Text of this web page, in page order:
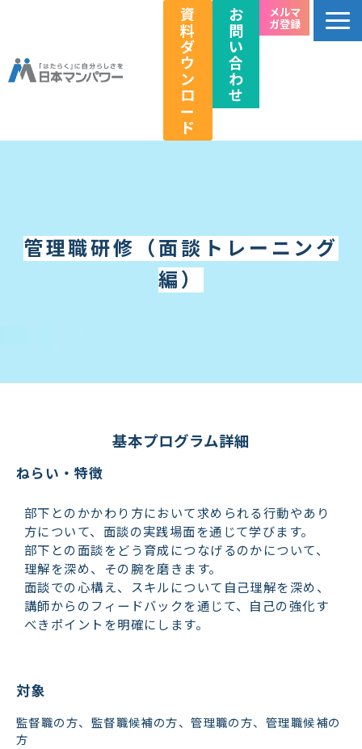
資
料
ダ
ウ
ン
ロ
ー
ド
お
問
い
合
わ
せ
メルマ
ガ登録
HRフェス／イベント情報
キャリアのこれから研究所
管理職研修（面談トレーニング
編）
基本プログラム詳細
ねらい・特徴
部下とのかかわり方において求められる行動やあり
方について、面談の実践場面を通じて学びます。
部下との面談をどう育成につなげるのかについて、
理解を深め、その腕を磨きます。
面談での心構え、スキルについて自己理解を深め、
講師からのフィードバックを通じて、自己の強化す
べきポイントを明確にします。
対象
監督職の方、監督職候補の方、管理職の方、管理職候補の
方